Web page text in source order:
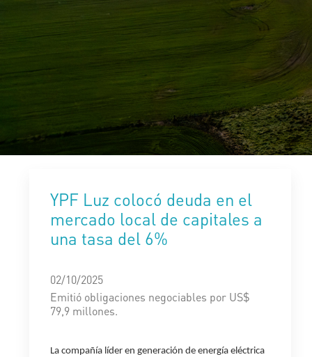
YPF Luz colocó deuda en el
mercado local de capitales a
una tasa del 6%
02/10/2025
Emitió obligaciones negociables por US$
79,9 millones.
La compañía líder en generación de energía eléctrica